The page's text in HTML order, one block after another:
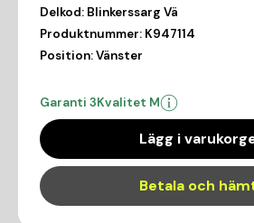
Delkod: Blinkerssarg Vä
Produktnummer: K947114
Position:Vänster
Garanti 3Kvalitet M
Lägg i
Betala och